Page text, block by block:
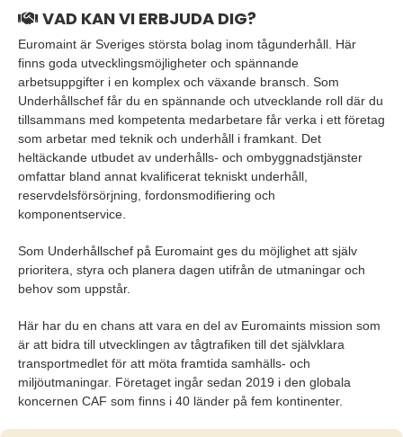
VAD KAN VI ERBJUDA DIG?
Euromaint är Sveriges största bolag inom tågunderhåll. Här
finns goda utvecklingsmöjligheter och spännande
arbetsuppgifter i en komplex och växande bransch. Som
Underhållschef får du en spännande och utvecklande roll där du
tillsammans med kompetenta medarbetare får verka i ett företag
som arbetar med teknik och underhåll i framkant. Det
heltäckande utbudet av underhålls- och ombyggnadstjänster
omfattar bland annat kvalificerat tekniskt underhåll,
reservdelsförsörjning, fordonsmodifiering och
komponentservice.
Som Underhållschef på Euromaint ges du möjlighet att själv
prioritera, styra och planera dagen utifrån de utmaningar och
behov som uppstår.
Här har du en chans att vara en del av Euromaints mission som
är att bidra till utvecklingen av tågtrafiken till det självklara
transportmedlet för att möta framtida samhälls- och
miljöutmaningar. Företaget ingår sedan 2019 i den globala
koncernen CAF som finns i 40 länder på fem kontinenter.